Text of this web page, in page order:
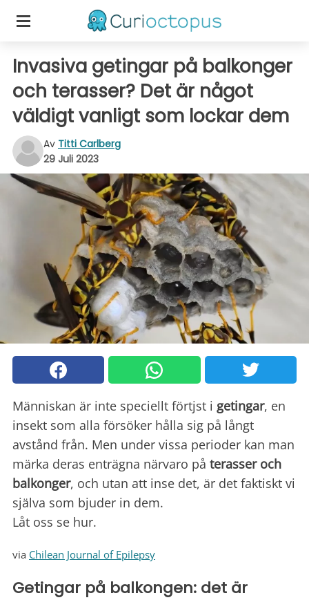
Invasiva getingar på balkonger
och terasser? Det är något
väldigt vanligt som lockar dem
Av Titti Carlberg
29 Juli 2023
Människan är inte speciellt förtjst i getingar, en
insekt som alla försöker hålla sig på långt
avstånd från. Men under vissa perioder kan man
märka deras enträgna närvaro på terasser och
balkonger, och utan att inse det, är det faktiskt vi
själva som bjuder in dem.
Låt oss se hur.
via Chilean Journal of Epilepsy
Getingar på balkongen: det är